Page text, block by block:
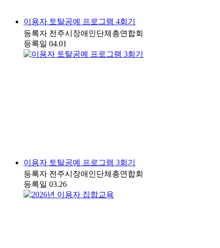
이용자 토탈공예 프로그램 4회기
등록자 전주시장애인단체총연합회
등록일 04.01
이용자 토탈공예 프로그램 3회기
등록자 전주시장애인단체총연합회
등록일 03.26